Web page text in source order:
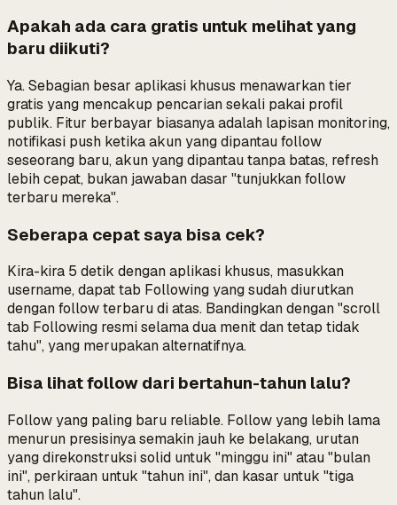
Apakah ada cara gratis untuk melihat yang
baru diikuti?
Ya. Sebagian besar aplikasi khusus menawarkan tier
gratis yang mencakup pencarian sekali pakai profil
publik. Fitur berbayar biasanya adalah lapisan monitoring,
notifikasi push ketika akun yang dipantau follow
seseorang baru, akun yang dipantau tanpa batas, refresh
lebih cepat, bukan jawaban dasar "tunjukkan follow
terbaru mereka".
Seberapa cepat saya bisa cek?
Kira-kira 5 detik dengan aplikasi khusus, masukkan
username, dapat tab Following yang sudah diurutkan
dengan follow terbaru di atas. Bandingkan dengan "scroll
tab Following resmi selama dua menit dan tetap tidak
tahu", yang merupakan alternatifnya.
Bisa lihat follow dari bertahun-tahun lalu?
Follow yang paling baru reliable. Follow yang lebih lama
menurun presisinya semakin jauh ke belakang, urutan
yang direkonstruksi solid untuk "minggu ini" atau "bulan
ini", perkiraan untuk "tahun ini", dan kasar untuk "tiga
tahun lalu".